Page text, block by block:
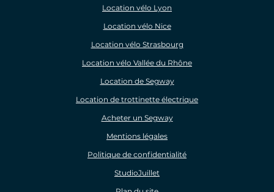
Location vélo Lyon
Location vélo Nice
Location vélo Strasbourg
Location vélo Vallée du Rhône
Location de Segway
Location de trottinette électrique
Acheter un Segway
Mentions légales
Politique de confidentialité
StudioJuillet